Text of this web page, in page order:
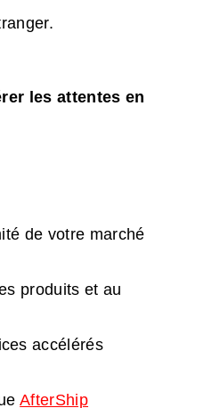
les attentes en
de votre marché
produits et au
accélérés
AfterShip